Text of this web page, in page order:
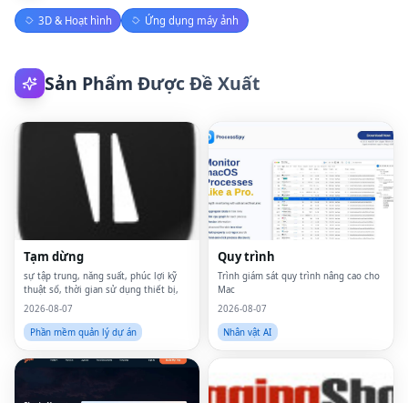
3D & Hoạt hình Ứng dụng máy ảnh
Sản Phẩm Được Đề Xuất
Tạm dừng
sự tập trung, năng suất, phúc lợi kỹ
thuật số, thời gian sử dụng thiết bị,
2026-08-07
Phần mềm quản lý dự án
Quy trình
Trình giám sát quy trình nâng cao cho
Mac
2026-08-07
Nhân vật AI